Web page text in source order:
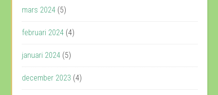
mars 2024 (5)
februari 2024 (4)
januari 2024 (5)
december 2023 (4)